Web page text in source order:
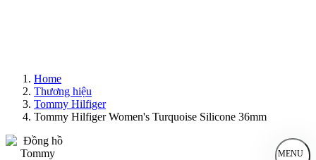
Home
Thương hiệu
Tommy Hilfiger
Tommy Hilfiger Women's Turquoise Silicone 36mm
MENU